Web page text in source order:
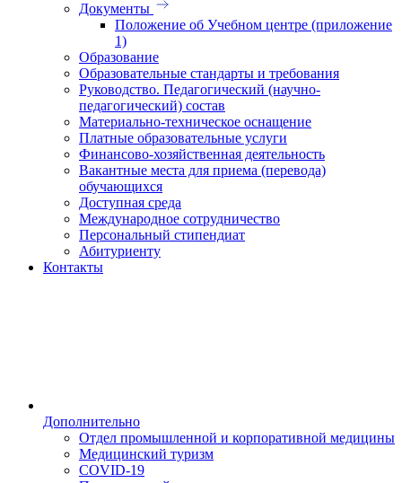
Документы
Положение об Учебном центре (приложение
1)
Образование
Образовательные стандарты и требования
Руководство. Педагогический (научно-
педагогический) состав
Материально-техническое оснащение
Платные образовательные услуги
Финансово-хозяйственная деятельность
Вакантные места для приема (перевода)
обучающихся
Доступная среда
Международное сотрудничество
Персональный стипендиат
Абитуриенту
Контакты
Дополнительно
Отдел промышленной и корпоративной медицины
Медицинский туризм
COVID-19